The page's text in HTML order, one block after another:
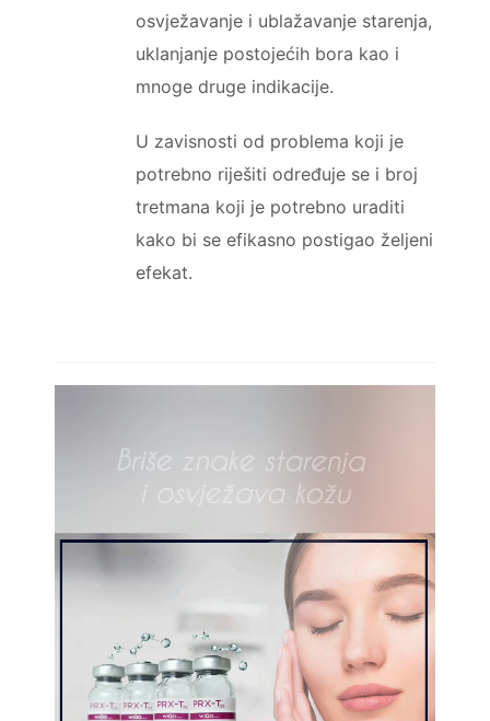
osvježavanje i ublažavanje starenja,
uklanjanje postojećih bora kao i
mnoge druge indikacije.
U zavisnosti od problema koji je
potrebno riješiti određuje se i broj
tretmana koji je potrebno uraditi
kako bi se efikasno postigao željeni
efekat.